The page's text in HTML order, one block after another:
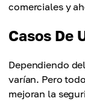
comerciales y
Casos De
Dependiendo
varían. Pero
mejoran la